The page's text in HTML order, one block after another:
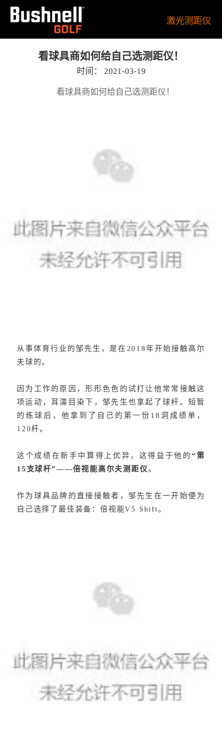
激光测距仪
看球具商如何给自己选测距仪！
时间： 2021-03-19
看球具商如何给自己选测距仪！
从事体育行业的邹先生，是在2018年开始接触高尔
夫球的。
因为工作的原因，形形色色的试打让他常常接触这
项运动，耳濡目染下，邹先生也拿起了球杆。短暂
的练球后，他拿到了自己的第一份18洞成绩单，
120杆。
这个成绩在新手中算得上优异，这得益于他的 “第
15支球杆”——倍视能高尔夫测距仪。
作为球具品牌的直接接触者，邹先生在一开始便为
自己选择了最佳装备：倍视能V5 Shift。